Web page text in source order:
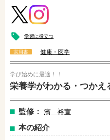
学習に役立つ
実用書 健康・医学
学び始めに最適！！
栄養学がわかる・つか
監修： 濱 裕宣
本の紹介